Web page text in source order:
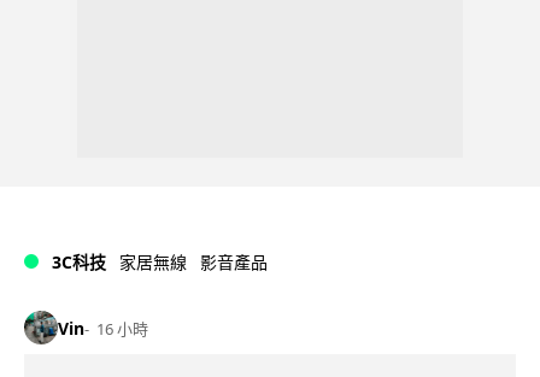
3C科技 家居無線 影音產品
Vin 16 小時